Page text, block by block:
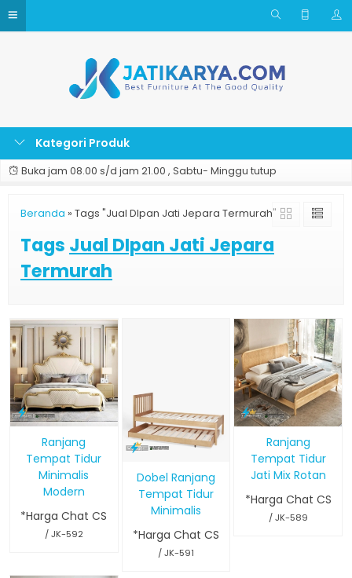
Kategori Produk
Buka jam 08.00 s/d jam 21.00 , Sabtu- Minggu tutup
Beranda » Tags "Jual DIpan Jati Jepara Termurah"
Tags Jual DIpan Jati Jepara
Termurah
Ranjang
Tempat Tidur
Minimalis
Modern
*Harga Chat CS
/ JK-592
Dobel Ranjang
Tempat Tidur
Minimalis
*Harga Chat CS
/ JK-591
Ranjang
Tempat Tidur
Jati Mix Rotan
*Harga Chat CS
/ JK-589